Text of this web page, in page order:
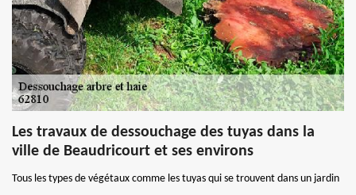
Les travaux de dessouchage des tuyas dans la
ville de Beaudricourt et ses environs
Tous les types de végétaux comme les tuyas qui se trouvent dans un jardin